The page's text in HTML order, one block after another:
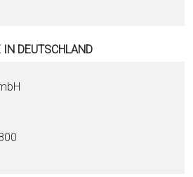
DEUTSCHLAND